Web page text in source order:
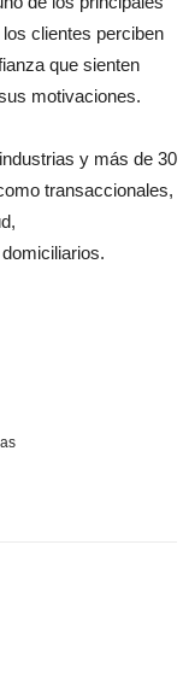
clientes perciben
que sienten
motivaciones.
y más de 30
transaccionales,